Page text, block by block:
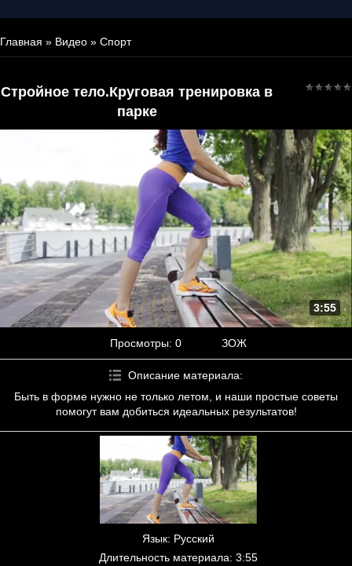
Главная » Видео » Спорт
Стройное тело.Круговая тренировка в
парке
3:55
Просмотры: 0 ЗОЖ
Описание материала:
Быть в форме нужно не только летом, и наши простые советы
помогут вам добиться идеальных результатов!
Язык: Русский
Длительность материала: 3:55